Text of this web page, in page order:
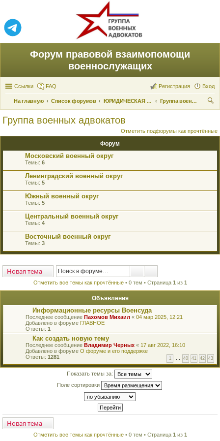
Форум правовой взаимопомощи
военнослужащих
Ссылки FAQ Вход
Регистрация
На главную Список форумов ЮРИДИЧЕСКАЯ ПОМОЩЬ
Группа военных адвокатов
Группа военных адвокатов
Отметить подфорумы как прочтённые
Форум
Московский военный округ
Темы: 6
Ленинградский военный округ
Темы: 5
Южный военный округ
Темы: 5
Центральный военный округ
Темы: 4
Восточный военный округ
Темы: 3
Новая тема
Отметить все темы как прочтённые• 0 тем • Страница 1 из 1
Объявления
П
е
р
е
й
т
и
к
е
п
р
о
ч
Информационные ресурсы Военсуда
Последнее сообщение Пахомов Михаил « 04 мар 2025, 12:21
Добавлено в форуме ГЛАВНОЕ
Ответы: 1
П
е
р
й
о
у
Как создать новую тему
Последнее сообщение Владимир Черных « 17 авг 2022, 16:10
Добавлено в форуме О форуме и его поддержке
Ответы: 1281 1 … 40 41 42 43
Показать темы за:
Поле сортировки
Новая тема
Отметить все темы как прочтённые• 0 тем • Страница 1 из 1